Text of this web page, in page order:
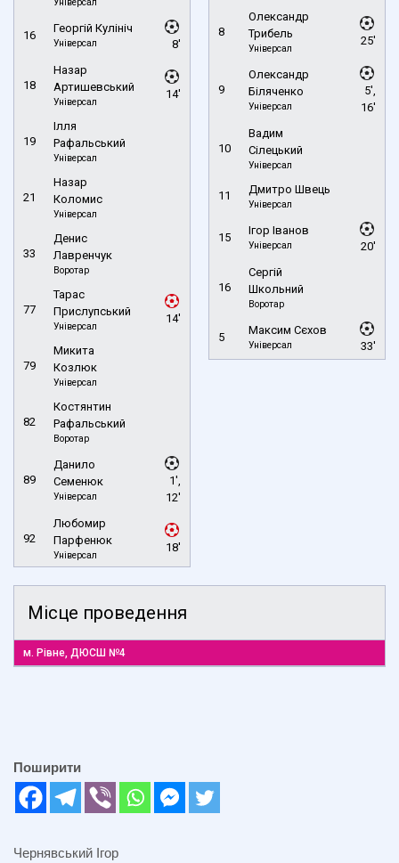
16
Георгій Кулініч
Універсал 8'
18
Назар
Артишевський
Універсал
14'
19
Ілля
Рафальський
Універсал
21
Назар
Коломис
Універсал
33
Денис
Лавренчук
Воротар
77
Тарас
Прислупський
Універсал
14'
79
Микита
Козлюк
Універсал
82
Костянтин
Рафальський
Воротар
89
Данило
Семенюк
Універсал
1',
12'
92
Любомир
Парфенюк
Універсал
18'
8
Олександр
Трибель
Універсал
25'
9
Олександр
Біляченко
Універсал
5',
16'
10
Вадим
Сілецький
Універсал
11 Дмитро Швець
Універсал
15
Ігор Іванов
Універсал 20'
16
Сергій
Школьний
Воротар
5
Максим Сєхов
Універсал 33'
Місце проведення
м. Рівне, ДЮСШ №4
Поширити
Чернявський Ігор